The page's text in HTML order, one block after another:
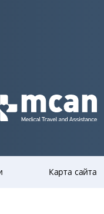
Карта сайта